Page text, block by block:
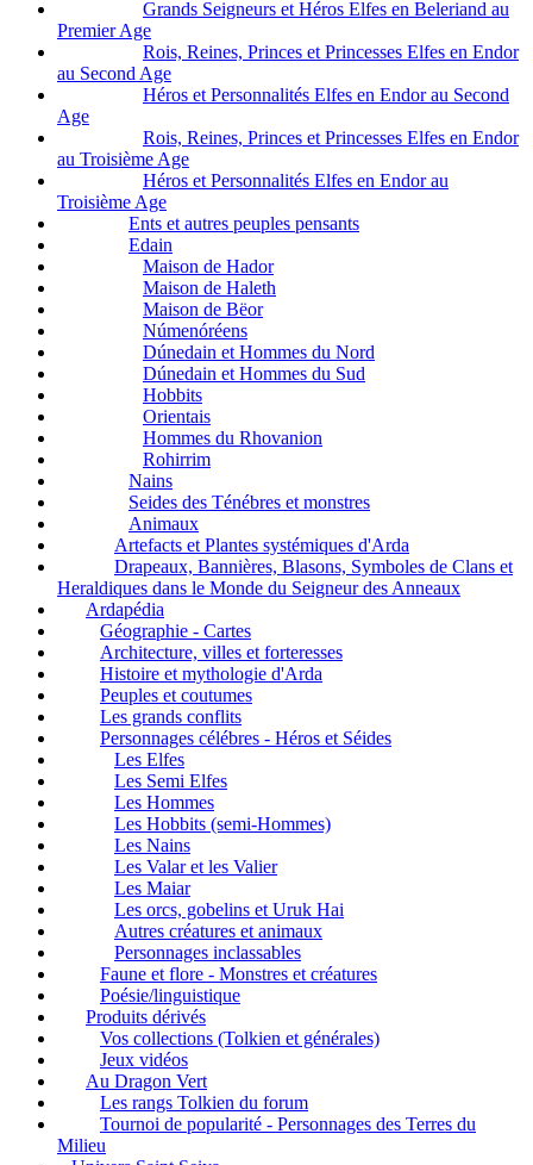
Grands Seigneurs et Héros Elfes en Beleriand au
Premier Age
Rois, Reines, Princes et Princesses Elfes en Endor
au Second Age
Héros et Personnalités Elfes en Endor au Second
Age
Rois, Reines, Princes et Princesses Elfes en Endor
au Troisième Age
Héros et Personnalités Elfes en Endor au
Troisième Age
Ents et autres peuples pensants
Edain
Maison de Hador
Maison de Haleth
Maison de Bëor
Númenóréens
Dúnedain et Hommes du Nord
Dúnedain et Hommes du Sud
Hobbits
Orientais
Hommes du Rhovanion
Rohirrim
Nains
Seides des Ténébres et monstres
Animaux
Artefacts et Plantes systémiques d'Arda
Drapeaux, Bannières, Blasons, Symboles de Clans et
Heraldiques dans le Monde du Seigneur des Anneaux
Ardapédia
Géographie - Cartes
Architecture, villes et forteresses
Histoire et mythologie d'Arda
Peuples et coutumes
Les grands conflits
Personnages célébres - Héros et Séides
Les Elfes
Les Semi Elfes
Les Hommes
Les Hobbits (semi-Hommes)
Les Nains
Les Valar et les Valier
Les Maiar
Les orcs, gobelins et Uruk Hai
Autres créatures et animaux
Personnages inclassables
Faune et flore - Monstres et créatures
Poésie/linguistique
Produits dérivés
Vos collections (Tolkien et générales)
Jeux vidéos
Au Dragon Vert
Les rangs Tolkien du forum
Tournoi de popularité - Personnages des Terres du
Milieu